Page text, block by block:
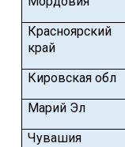
Красноярский
край
Кировская обл
Марий Эл
Чувашия